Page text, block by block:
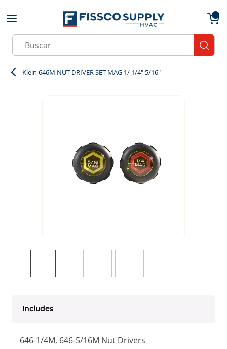
Skip to main content
Site Search
Klein 646M NUT DRIVER SET MAG 1/ 1/4" 5/16"
Includes
646-1/4M, 646-5/16M Nut Drivers